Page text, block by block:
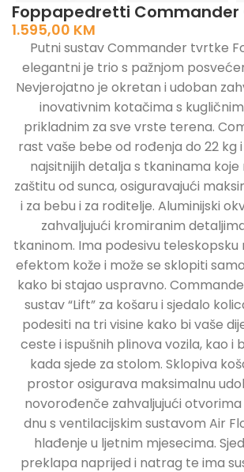
Foppapedretti Commander
1.595,00 KM
Putni sustav Commander tvrtke
elegantni je trio s pažnjom
Nevjerojatno je okretan i udoban
inovativnim kotačima s
prikladnim za sve vrste terena.
rast vaše bebe od rođenja do 22 kg
najsitnijih detalja s tkaninama koje
zaštitu od sunca, osiguravajući
i za bebu i za roditelje. Aluminijski
zahvaljujući kromiranim
tkaninom. Ima podesivu teleskopsku
efektom kože i može se sklopiti
kako bi stajao uspravno.
sustav “Lift” za košaru i sjedalo
podesiti na tri visine kako bi vaše
ceste i ispušnih plinova vozila, kao i
kada sjede za stolom. Sklopiva
prostor osigurava maksimalnu
novorođenče zahvaljujući
dnu s ventilacijskim sustavom Air
hlađenje u ljetnim mjesecima.
preklapa naprijed i natrag te ima